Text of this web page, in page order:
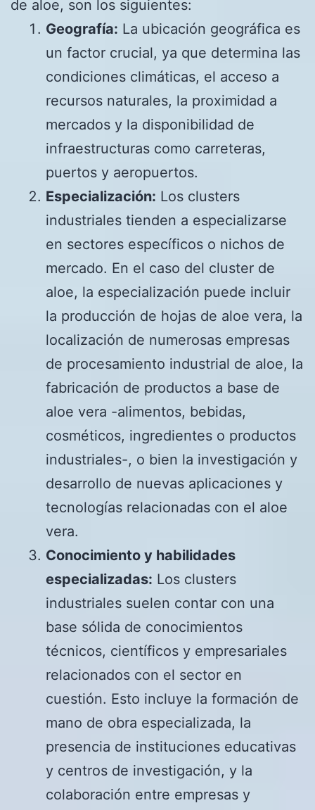
de aloe, son los siguientes:
Geografía: La ubicación geográfica es
un factor crucial, ya que determina las
condiciones climáticas, el acceso a
recursos naturales, la proximidad a
mercados y la disponibilidad de
infraestructuras como carreteras,
puertos y aeropuertos.
Especialización: Los clusters
industriales tienden a especializarse
en sectores específicos o nichos de
mercado. En el caso del cluster de
aloe, la especialización puede incluir
la producción de hojas de aloe vera, la
localización de numerosas empresas
de procesamiento industrial de aloe, la
fabricación de productos a base de
aloe vera -alimentos, bebidas,
cosméticos, ingredientes o productos
industriales-, o bien la investigación y
desarrollo de nuevas aplicaciones y
tecnologías relacionadas con el aloe
vera.
Conocimiento y habilidades
especializadas: Los clusters
industriales suelen contar con una
base sólida de conocimientos
técnicos, científicos y empresariales
relacionados con el sector en
cuestión. Esto incluye la formación de
mano de obra especializada, la
presencia de instituciones educativas
y centros de investigación, y la
colaboración entre empresas y